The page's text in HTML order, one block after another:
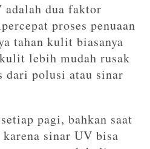
adalah dua faktor
proses penuaan
tahan kulit biasanya
lebih mudah rusak
dari polusi atau sinar
pagi, bahkan saat
sinar UV bisa